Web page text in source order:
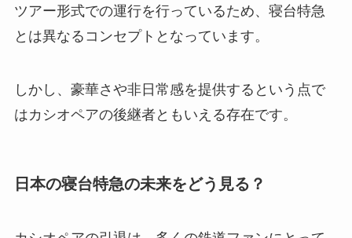
ツアー形式での運行を行っているため、寝台特急
とは異なるコンセプトとなっています。
しかし、豪華さや非日常感を提供するという点で
はカシオペアの後継者ともいえる存在です。
日本の寝台特急の未来をどう見る？